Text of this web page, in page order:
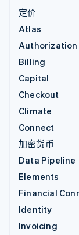
定价
Atlas
Authorization
Billing
Capital
Checkout
Climate
Connect
加密货币
Data Pipeline
Elements
Financial
Identity
Invoicing